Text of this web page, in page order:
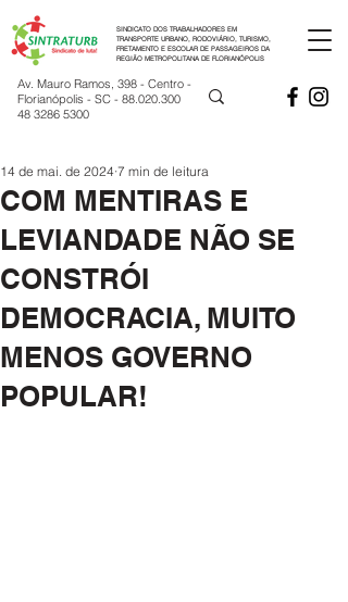
SINDICATO DOS TRABALHADORES EM
TRANSPORTE URBANO, RODOVIÁRIO, TURISMO,
FRETAMENTO E ESCOLAR DE PASSAGEIROS DA
REGIÃO METROPOLITANA DE FLORIANÓPOLIS
Av. Mauro Ramos, 398 - Centro -
Florianópolis - SC - 88.020.300
48 3286 5300
COM MENTIRAS E
LEVIANDADE NÃO SE
CONSTRÓI
DEMOCRACIA, MUITO
MENOS GOVERNO
POPULAR!
14 de mai. de 2024 7 min de leitura